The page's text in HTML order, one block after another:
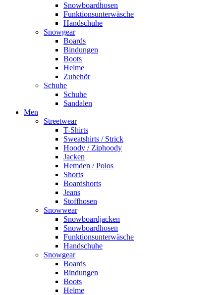
Snowboardhosen
Funktionsunterwäsche
Handschuhe
Snowgear
Boards
Bindungen
Boots
Helme
Zubehör
Schuhe
Schuhe
Sandalen
Men
Streetwear
T-Shirts
Sweatshirts / Strick
Hoody / Ziphoody
Jacken
Hemden / Polos
Shorts
Boardshorts
Jeans
Stoffhosen
Snowwear
Snowboardjacken
Snowboardhosen
Funktionsunterwäsche
Handschuhe
Snowgear
Boards
Bindungen
Boots
Helme